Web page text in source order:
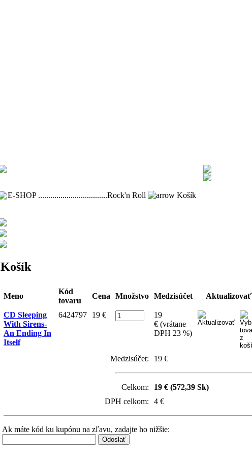
E-SHOP ..................................Rock'n Roll Košík
Košík
Meno
Kód
tovaru
Cena Množstvo Medzisúčet Aktualizovať
CD Sleeping
With Sirens-
An Ending In
Itself
6424797 19 €
19
€ (vrátane
DPH 23 %)
Medzisúčet: 19 €
Celkom:
19 € (572,39 Sk)
DPH celkom:
4 €
Ak máte kód ku kupónu na zľavu, zadajte ho nižšie: